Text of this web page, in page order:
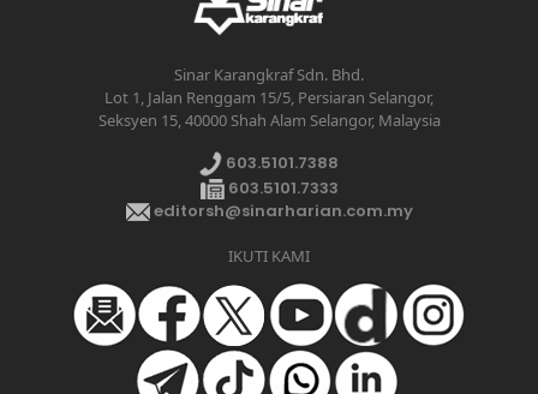
Sinar Karangkraf Sdn. Bhd.
Lot 1, Jalan Renggam 15/5, Persiaran Selangor,
Seksyen 15, 40000 Shah Alam Selangor, Malaysia
603.5101.7388
603.5101.7333
editorsh@sinarharian.com.my
IKUTI KAMI